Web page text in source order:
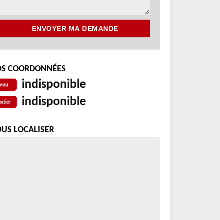
COORDONNÉES
indisponible
indisponible
LOCALISER